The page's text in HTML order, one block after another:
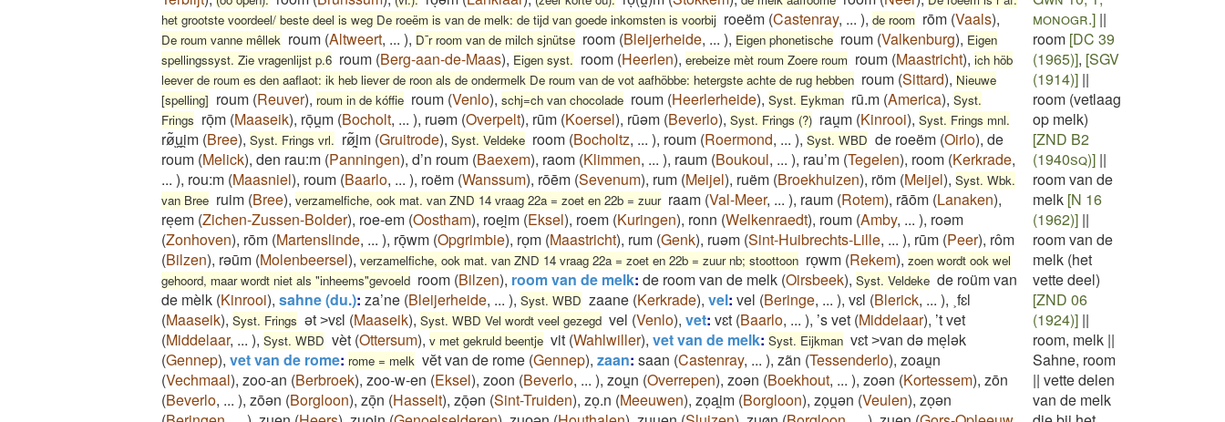
het grootste voordeel/ beste deel is weg De roeëm is van de melk: de tijd van goede inkomsten is voorbij roeëm (Castenray, ... ), de room rōm (Vaals),
De roum vanne mêllek roum (Altweert, ... ), D¯r room van de milch sjnütse room (Bleijerheide, ... ), Eigen phonetische roum (Valkenburg), Eigen
spellingssyst. Zie vragenlijst p.6 roum (Berg-aan-de-Maas), Eigen syst. room (Heerlen), erebeize mèt roum Zoere roum roum (Maastricht), ich höb
leever de roum es den aaflaot: ik heb liever de roon als de ondermelk De roum van de vot aafhöbbe: hetergste achte de rug hebben roum (Sittard), Nieuwe
[spelling] roum (Reuver), roum in de kóffie roum (Venlo), schj=ch van chocolade roum (Heerlerheide), Syst. Eykman rū.m (America), Syst.
Frings rōͅm (Maaseik), rōͅu̯m (Bocholt, ... ), ruəm (Overpelt), rūm (Koersel), rūəm (Beverlo), Syst. Frings (?) rau̯m (Kinrooi), Syst. Frings mnl.
rø͂ͅu̯i̯m (Bree), Syst. Frings vrl. rø͂ͅi̯m (Gruitrode), Syst. Veldeke room (Bocholtz, ... ), roum (Roermond, ... ), Syst. WBD de roeëm (Oirlo), de
roum (Melick), den rau:m (Panningen), d’n roum (Baexem), raom (Klimmen, ... ), raum (Boukoul, ... ), rau’m (Tegelen), room (Kerkrade,
... ), rou:m (Maasniel), roum (Baarlo, ... ), roëm (Wanssum), rōēm (Sevenum), rum (Meijel), ruëm (Broekhuizen), röm (Meijel), Syst. Wbk.
van Bree ruim (Bree), verzamelfiche, ook mat. van ZND 14 vraag 22a = zoet en 22b = zuur raam (Val-Meer, ... ), raum (Rotem), rāōm (Lanaken),
reͅem (Zichen-Zussen-Bolder), roe-em (Oostham), roei̯m (Eksel), roem (Kuringen), ronn (Welkenraedt), roum (Amby, ... ), roəm
(Zonhoven), rōm (Martenslinde, ... ), rōͅwm (Opgrimbie), roͅm (Maastricht), rum (Genk), ruəm (Sint-Huibrechts-Lille, ... ), rūm (Peer), rôm
(Bilzen), rəūm (Molenbeersel), verzamelfiche, ook mat. van ZND 14 vraag 22a = zoet en 22b = zuur nb; stoottoon roͅwm (Rekem), zoen wordt ook wel
gehoord, maar wordt niet als "inheems"gevoeld room (Bilzen), room van de melk: de room van de melk (Oirsbeek), Syst. Veldeke de roüm van
de mèlk (Kinrooi), sahne (du.): za’ne (Bleijerheide, ... ), Syst. WBD zaane (Kerkrade), vel: vel (Beringe, ... ), vɛl (Blerick, ... ), ˲fɛl
(Maaseik), Syst. Frings ət ˃vɛl (Maaseik), Syst. WBD Vel wordt veel gezegd vel (Venlo), vet: vɛt (Baarlo, ... ), ’s vet (Middelaar), ’t vet
(Middelaar, ... ), Syst. WBD vèt (Ottersum), v met gekruld beentje vit (Wahlwiller), vet van de melk: Syst. Eijkman vɛt ˃van də meͅlək
(Gennep), vet van de rome: rome = melk vĕt van de rome (Gennep), zaan: saan (Castenray, ... ), zãn (Tessenderlo), zoau̯n
(Vechmaal), zoo-an (Berbroek), zoo-w-en (Eksel), zoon (Beverlo, ... ), zou̯n (Overrepen), zoǝn (Boekhout, ... ), zoən (Kortessem), zōn
(Beverlo, ... ), zōən (Borgloon), zōͅn (Hasselt), zōͅən (Sint-Truiden), zoͅ.n (Meeuwen), zoͅai̯m (Borgloon), zoͅu̯ən (Veulen), zoͅən
monogr.] ||
room [DC 39
(1965)], [SGV
(1914)] ||
room (vetlaag
op melk)
[ZND B2
(1940sq)] ||
room van de
melk [N 16
(1962)] ||
room van de
melk (het
vette deel)
[ZND 06
(1924)] ||
room, melk ||
Sahne, room
|| vette delen
van de melk